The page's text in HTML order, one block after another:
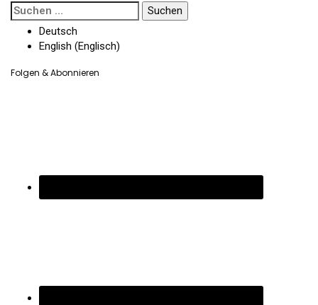
Suchen
nach:
Deutsch
English (Englisch)
Folgen & Abonnieren